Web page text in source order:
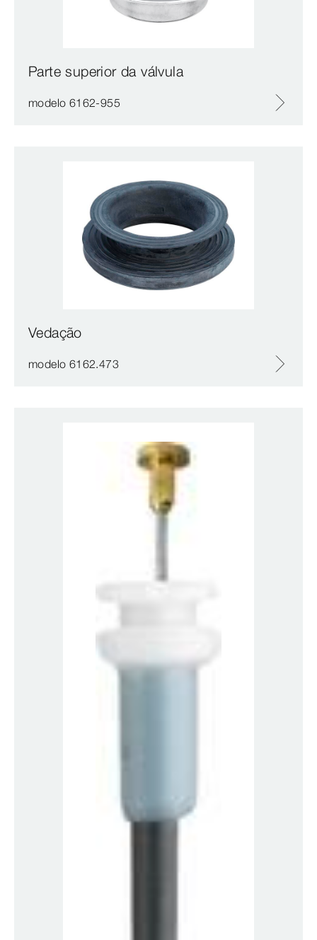
Parte superior da válvula
modelo 6162-955
Vedação
modelo 6162.473